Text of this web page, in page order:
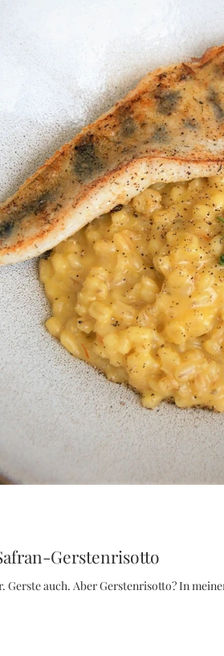
Gerstenrisotto
Gerste auch. Aber Gerstenrisotto? In